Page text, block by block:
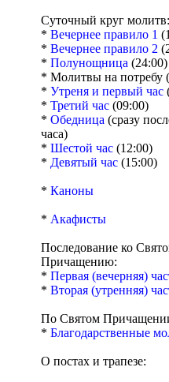
Суточный круг молитв:
* Вечернее правило 1
* Вечернее правило 2
* Полунощница (24:00)
* Молитвы на потребу
* Утреня и первый час
* Третий час (09:00)
* Обедница (сразу
часа)
* Шестой час (12:00)
* Девятый час (15:00)
* Каноны
* Акафисты
Последование ко
Причащению:
* Первая (вечерняя)
* Вторая (утренняя)
По Святом
* Благодарственные
О постах и трапезе: